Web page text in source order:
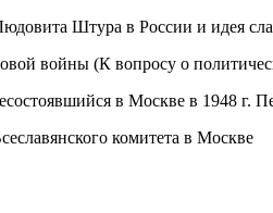
Штура в России и идея
войны (К вопросу о
в Москве в 1948 г.
комитета в Москве